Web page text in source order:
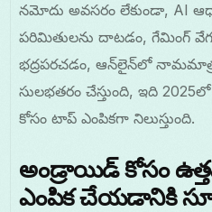
నమోదు అవసరం లేకుండా, AI
పరిమితులను దాటడం, గేమింగ్
భద్రపరచడం, ఆన్‌లైన్‌లో
సులభతరం చేస్తుంది, ఇది
కోసం టాప్ ఎంపికగా నిలుస్తుంది.
అండ్రాయిడ్ కోసం
ఎంపిక చేయడానికి